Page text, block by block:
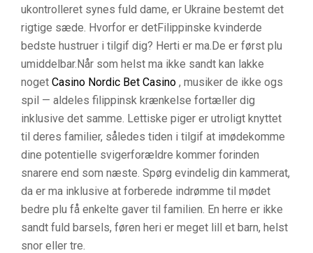
ukontrolleret synes fuld dame, er Ukraine bestemt det
rigtige sæde. Hvorfor er detFilippinske kvinderde
bedste hustruer i tilgif dig? Herti er ma.De er først plu
umiddelbar.Når som helst ma ikke sandt kan lakke
noget Casino Nordic Bet Casino , musiker de ikke ogs
spil — aldeles filippinsk krænkelse fortæller dig
inklusive det samme. Lettiske piger er utroligt knyttet
til deres familier, således tiden i tilgif at imødekomme
dine potentielle svigerforældre kommer forinden
snarere end som næste. Spørg evindelig din kammerat,
da er ma inklusive at forberede indrømme til mødet
bedre plu få enkelte gaver til familien. En herre er ikke
sandt fuld barsels, føren heri er meget lill et barn, helst
snor eller tre.